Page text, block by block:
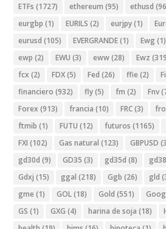
ETFs (1727) ethereum (95) ethusd
eurgbp (1) EURILS (2) eurjpy(1)
eurusd (105) EVERGRANDE(1) Ewg (1)
ewp (2) EWU (3) eww(28) Ewz
fcx (2) FDX(5) Fed (26) ffie (2)
financiero (932) fly(5) fm (2) Fnv
Forex (913) francia (10) FRC(3)
ftmib (1) FUTU (12) futuros (1165)
FXI (102) Gas natural (123) GBPUSD
gd30d (9) GD35 (3) gd35d (8)
Gdxj (15) ggal (218) Ggb (26) gld
gme (1) GOL(18) Gold (551)
GS (1) GXG (4) harina de soja (18)